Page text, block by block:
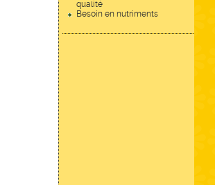
qualité
Besoin en nutriments